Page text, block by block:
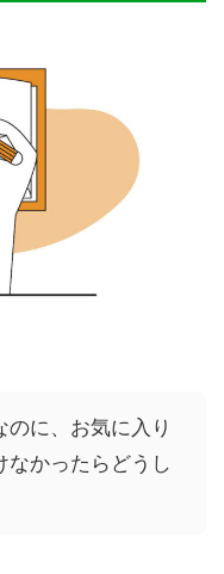
に、お気に入り
なかったらどうし